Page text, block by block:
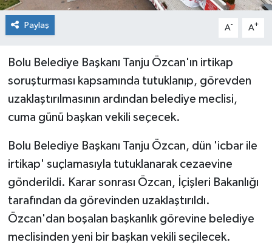
Paylaş A- A+
Bolu Belediye Başkanı Tanju Özcan'ın irtikap
soruşturması kapsamında tutuklanıp, görevden
uzaklaştırılmasının ardından belediye meclisi,
cuma günü başkan vekili seçecek.
Bolu Belediye Başkanı Tanju Özcan, dün 'icbar ile
irtikap' suçlamasıyla tutuklanarak cezaevine
gönderildi. Karar sonrası Özcan, İçişleri Bakanlığı
tarafından da görevinden uzaklaştırıldı.
Özcan'dan boşalan başkanlık görevine belediye
meclisinden yeni bir başkan vekili seçilecek.
Turizm
Yaşam